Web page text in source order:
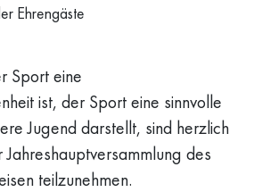
Ehrengäste
Sport eine
ist, der Sport eine sinnvolle
Jugend darstellt, sind herzlich
des
teilzunehmen.